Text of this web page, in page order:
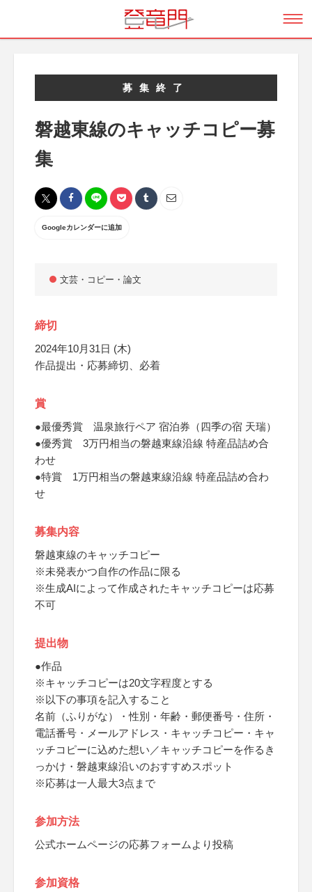
募集終了
磐越東線のキャッチコピー募
集
Googleカレンダーに追加
文芸・コピー・論文
締切
2024年10月31日 (木)
作品提出・応募締切、必着
賞
●最優秀賞 温泉旅行ペア 宿泊券（四季の宿 天瑞）
●優秀賞 3万円相当の磐越東線沿線 特産品詰め合
わせ
●特賞 1万円相当の磐越東線沿線 特産品詰め合わ
せ
募集内容
磐越東線のキャッチコピー
※未発表かつ自作の作品に限る
※生成AIによって作成されたキャッチコピーは応募
不可
提出物
●作品
※キャッチコピーは20文字程度とする
※以下の事項を記入すること
名前（ふりがな）・性別・年齢・郵便番号・住所・
電話番号・メールアドレス・キャッチコピー・キャ
ッチコピーに込めた想い／キャッチコピーを作るき
っかけ・磐越東線沿いのおすすめスポット
※応募は一人最大3点まで
参加方法
公式ホームページの応募フォームより投稿
参加資格